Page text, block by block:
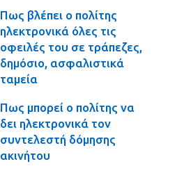
Πως βλέπει ο πολίτης
ηλεκτρονικά όλες τις
οφειλές του σε τράπεζες,
δημόσιο, ασφαλιστικά
ταμεία
Πως μπορεί ο πολίτης να
δει ηλεκτρονικά τον
συντελεστή δόμησης
ακινήτου